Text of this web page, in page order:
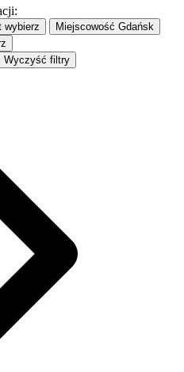
wybierz Miejscowość Gdańsk
Wyczyść filtry